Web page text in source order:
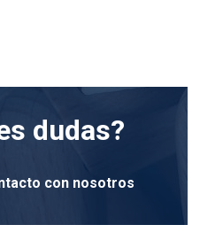
dudas?
con nosotros